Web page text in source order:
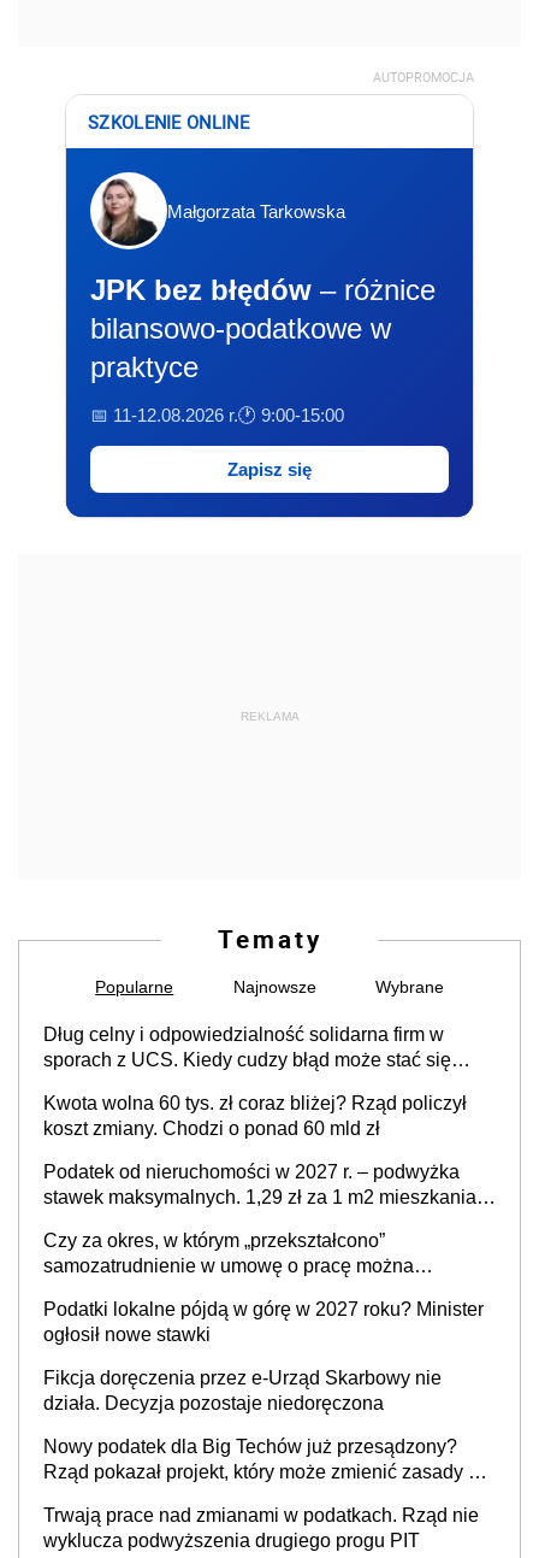
AUTOPROMOCJA
SZKOLENIE ONLINE
Małgorzata Tarkowska
JPK bez błędów – różnice
bilansowo-podatkowe w
praktyce
📅 11-12.08.2026 r.🕐 9:00-15:00
Zapisz się
REKLAMA
Tematy
Popularne Najnowsze Wybrane
Dług celny i odpowiedzialność solidarna firm w
sporach z UCS. Kiedy cudzy błąd może stać się
Kwota wolna 60 tys. zł coraz bliżej? Rząd policzył
koszt zmiany. Chodzi o ponad 60 mld zł
Podatek od nieruchomości w 2027 r. – podwyżka
stawek maksymalnych. 1,29 zł za 1 m2 mieszkania,
prowadzeniem działalności gospodarczej
Czy za okres, w którym „przekształcono”
samozatrudnienie w umowę o pracę można
cywilnoprawnej jedynym racjonalnym wyjściem
Podatki lokalne pójdą w górę w 2027 roku? Minister
ogłosił nowe stawki
Fikcja doręczenia przez e-Urząd Skarbowy nie
działa. Decyzja pozostaje niedoręczona
Nowy podatek dla Big Techów już przesądzony?
Rząd pokazał projekt, który może zmienić zasady gry
Trwają prace nad zmianami w podatkach. Rząd nie
wyklucza podwyższenia drugiego progu PIT